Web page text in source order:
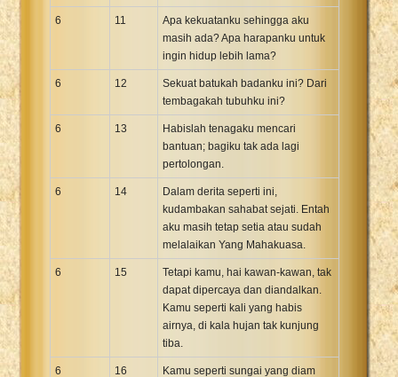
6 11
Apa kekuatanku sehingga aku
masih ada? Apa harapanku untuk
ingin hidup lebih lama?
6 12
Sekuat batukah badanku ini? Dari
tembagakah tubuhku ini?
6 13
Habislah tenagaku mencari
bantuan; bagiku tak ada lagi
pertolongan.
6 14
Dalam derita seperti ini,
kudambakan sahabat sejati. Entah
aku masih tetap setia atau sudah
melalaikan Yang Mahakuasa.
6 15
Tetapi kamu, hai kawan-kawan, tak
dapat dipercaya dan diandalkan.
Kamu seperti kali yang habis
airnya, di kala hujan tak kunjung
tiba.
6 16
Kamu seperti sungai yang diam